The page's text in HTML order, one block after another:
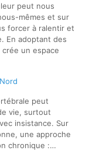
peut nous
mêmes et sur
forcer à ralentir et
En adoptant des
un espace
peut
vie, surtout
insistance. Sur
une approche
chronique :…